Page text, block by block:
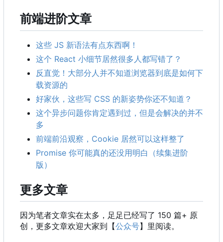
前端进阶文章
这些 JS 新语法有点东西啊！
这个 React 小细节居然很多人都写错了？
反直觉！大部分人并不知道浏览器到底是如何下
载资源的
好家伙，这些写 CSS 的新姿势你还不知道？
这个异步问题你肯定遇到过，但是会解决的并不
多
前端前沿观察 ， Cookie 居然可以这样整了
Promise 你可能真的还没用明白（续集进阶
版）
更多文章
因为笔者文章实在太多，足足已经写了 150 篇+ 原
创，更多文章欢迎大家到【公众号】里阅读。